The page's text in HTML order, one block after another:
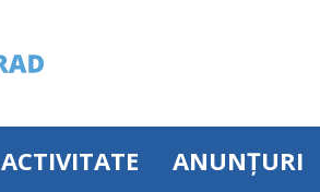
ACTIVITATE ANUNȚURI